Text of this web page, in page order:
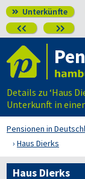
 Unterkünfte
 
Details zu ‘Haus
Unterkunft in
Pensionen in
Haus Dierks
Haus Dierks